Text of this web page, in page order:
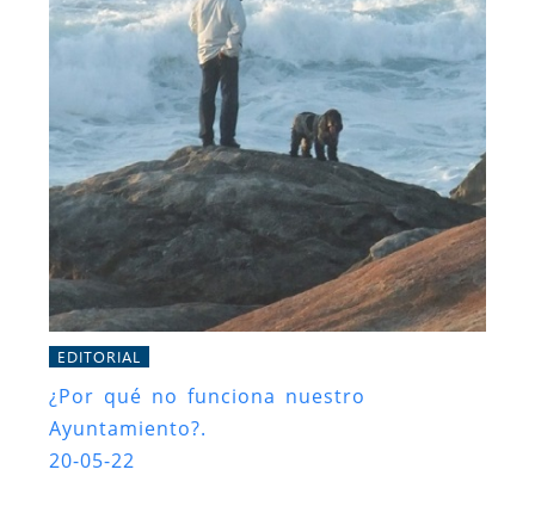
EDITORIAL
¿Por qué no funciona nuestro
Ayuntamiento?.
20-05-22